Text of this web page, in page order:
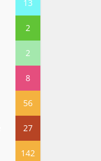
13
2
2
8
56
27
142